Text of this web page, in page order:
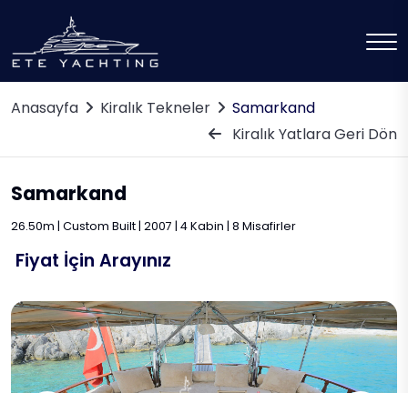
Anasayfa Kiralık Tekneler
Samarkand
Kiralık Yatlara Geri Dön
Samarkand
26.50m | Custom Built | 2007 | 4 Kabin | 8 Misafirler
Fiyat İçin Arayınız